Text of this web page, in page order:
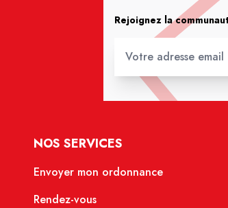
Rejoignez la
NOS SERVICES
Envoyer mon ordonnance
Rendez-vous